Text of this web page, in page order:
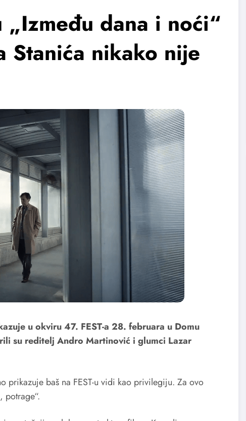
dana i noći“
Stanića nikako nije
u okviru 47. FEST-a 28. februara u Domu
su reditelj Andro Martinović i glumci Lazar
prikazuje baš na FEST-u vidi kao privilegiju. Za ovo
potrage“.